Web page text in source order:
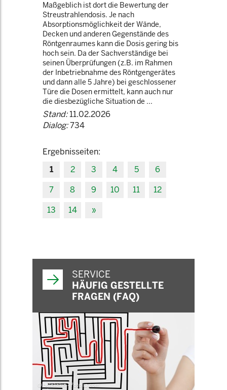
Maßgeblich ist dort die Bewertung der
Streustrahlendosis. Je nach
Absorptionsmöglichkeit der Wände,
Decken und anderen Gegenstände des
Röntgenraumes kann die Dosis gering bis
hoch sein. Da der Sachverständige bei
seinen Überprüfungen (z.B. im Rahmen
der Inbetriebnahme des Röntgengerätes
und dann alle 5 Jahre) bei geschlossener
Türe die Dosen ermittelt, kann auch nur
die diesbezügliche Situation de ...
Stand:11.02.2026
Dialog:734
Ergebnisseiten:
1
2 3 4 5
6
7
8 9 10 11
12
13
14 »
SERVICE
HÄUFIG GESTELLTE
FRAGEN (FAQ)
© belekekin - Fotolia.com